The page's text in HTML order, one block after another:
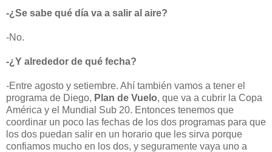
-¿Se sabe qué día va a salir al aire?
-No.
-¿Y alrededor de qué fecha?
-Entre agosto y setiembre. Ahí también vamos a tener el
programa de Diego, Plan de Vuelo, que va a cubrir la Copa
América y el Mundial Sub 20. Entonces tenemos que
coordinar un poco las fechas de los dos programas para que
los dos puedan salir en un horario que les sirva porque
confiamos mucho en los dos, y seguramente vaya uno a